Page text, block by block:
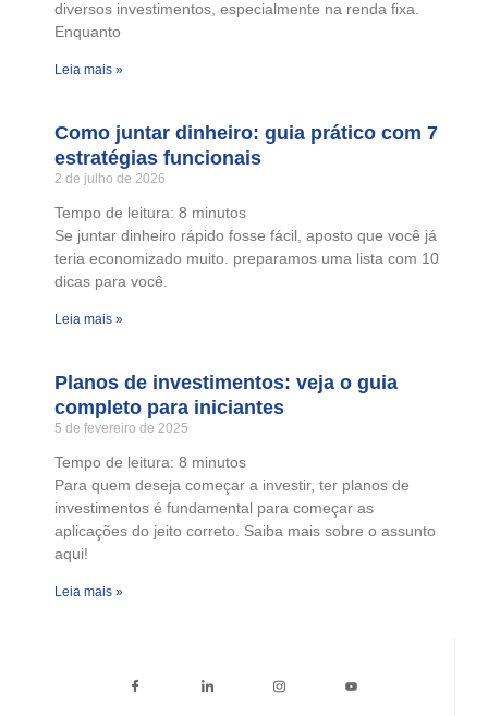
diversos investimentos, especialmente na renda fixa.
Enquanto
Leia mais »
Como juntar dinheiro: guia prático com 7
estratégias funcionais
2 de julho de 2026
Tempo de leitura: 8 minutos
Se juntar dinheiro rápido fosse fácil, aposto que você já
teria economizado muito. preparamos uma lista com 10
dicas para você.
Leia mais »
Planos de investimentos: veja o guia
completo para iniciantes
5 de fevereiro de 2025
Tempo de leitura: 8 minutos
Para quem deseja começar a investir, ter planos de
investimentos é fundamental para começar as
aplicações do jeito correto. Saiba mais sobre o assunto
aqui!
Leia mais »